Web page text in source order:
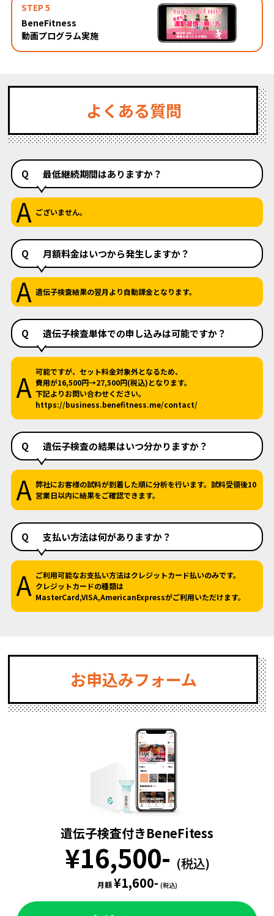
STEP 5
BeneFitness
動画プログラム実施
よくある質問
Q 最低継続期間はありますか？
A ございません。
Q 月額料金はいつから発生しますか？
A 遺伝子検査結果の翌月より自動課金となります。
Q 遺伝子検査単体での申し込みは可能ですか？
A 可能ですが、セット料金対象外となるため、
費用が16,500円→27,500円(税込)となります。
下記よりお問い合わせください。
https://business.benefitness.me/contact/
Q 遺伝子検査の結果はいつ分かりますか？
A 弊社にお客様の試料が到着した順に分析を行います。試料受領後10
営業日以内に結果をご確認できます。
Q 支払い方法は何がありますか？
A ご利用可能なお支払い方法はクレジットカード払いのみです。
クレジットカードの種類は
MasterCard,VISA,AmericanExpressがご利用いただけます。
お申込みフォーム
遺伝子検査付きBeneFitess
¥16,500- (税込)
月額¥1,600- (税込)